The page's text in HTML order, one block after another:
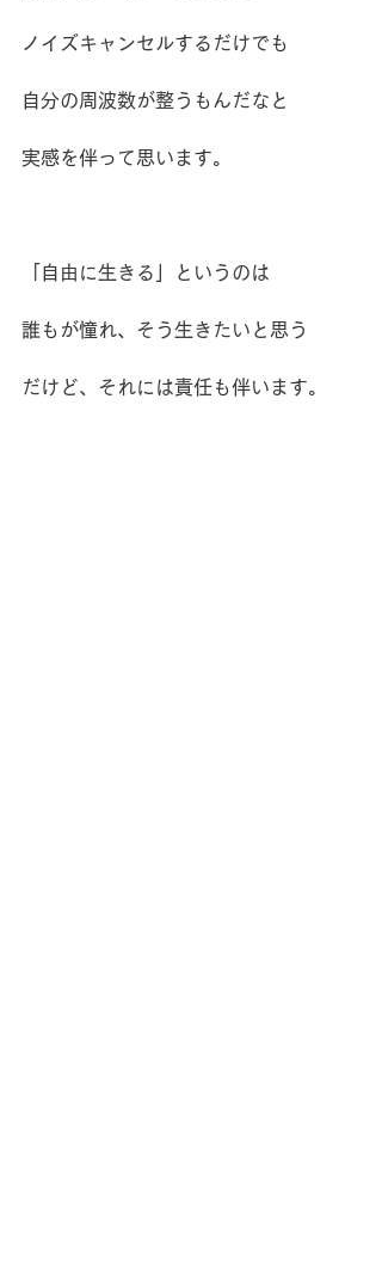
ノイズキャンセルするだけでも
自分の周波数が整うもんだなと
実感を伴って思います。
「自由に生きる」というのは
誰もが憧れ、そう生きたいと思う
だけど、それには責任も伴います。